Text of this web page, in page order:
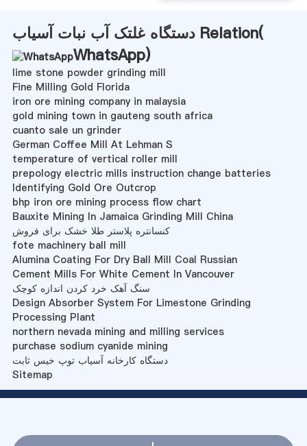
دستگاه غلتک آب نبات آسیاب Relation(
WhatsApp)
lime stone powder grinding mill
Fine Milling Gold Florida
iron ore mining company in malaysia
gold mining town in gauteng south africa
cuanto sale un grinder
German Coffee Mill At Lehman S
temperature of vertical roller mill
prepology electric mills instruction change batteries
Identifying Gold Ore Outcrop
bhp iron ore mining process flow chart
Bauxite Mining In Jamaica Grinding Mill China
کنسانتره پلاستر طلا خشک برای فروش
fote machinery ball mill
Alumina Coating For Dry Ball Mill Coal Russian
Cement Mills For White Cement In Vancouver
سنگ آهک خرد کردن اندازه کوچک
Design Absorber System For Limestone Grinding
Processing Plant
northern nevada mining and milling services
purchase sodium cyanide mining
دستگاه کارخانه آسیاب توپ خیس ثابت
Sitemap